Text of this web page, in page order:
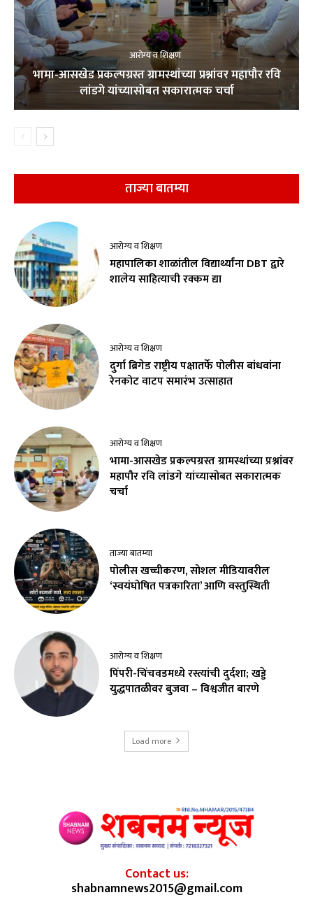
आरोग्य व शिक्षण
भामा-आसखेड प्रकल्पग्रस्त ग्रामस्थांच्या प्रश्नांवर महापौर रवि
लांडगे यांच्यासोबत सकारात्मक चर्चा
ताज्या बातम्या
आरोग्य व शिक्षण
महापालिका शाळांतील विद्यार्थ्यांना DBT द्वारे
शालेय साहित्याची रक्कम द्या
आरोग्य व शिक्षण
दुर्गा ब्रिगेड राष्ट्रीय पक्षातर्फे पोलीस बांधवांना
रेनकोट वाटप समारंभ उत्साहात
आरोग्य व शिक्षण
भामा-आसखेड प्रकल्पग्रस्त ग्रामस्थांच्या प्रश्नांवर
महापौर रवि लांडगे यांच्यासोबत सकारात्मक
चर्चा
ताज्या बातम्या
पोलीस खच्चीकरण, सोशल मीडियावरील
‘स्वयंघोषित पत्रकारिता’ आणि वस्तुस्थिती
आरोग्य व शिक्षण
पिंपरी-चिंचवडमध्ये रस्त्यांची दुर्दशा; खड्डे
युद्धपातळीवर बुजवा – विश्वजीत बारणे
Load more
Contact us:
shabnamnews2015@gmail.com